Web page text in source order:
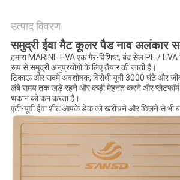
साइटमैप
PRIVACY
POLICY
उत्पाद विवरण
समुद्री ईवा मैट कूलर पैड नाव अलंकार
हमारा MARINE EVA एक गैर-विशिष्ट, बंद सेल PE / EVA
रूप से समुद्री अनुप्रयोगों के लिए तैयार की जाती है।
टिकाऊ और सदमे अवशोषक, विरोधी यूवी 3000 घंटे और
लंबे समय तक खड़े रहने और कड़ी मेहनत करने और प्लेटफॉर्म
थकान को कम करता है।
एंटी-यूवी ईवा शीट आपके डेक को खरोंचने और छिलने से भी